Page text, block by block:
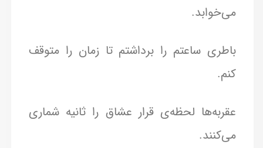
می‌خوابد.
باطری ساعتم را برداشتم تا زمان را متوقف
کنم.
عقربه‌ها لحظه‌ی قرار عشاق را ثانیه شماری
می‌کنند.